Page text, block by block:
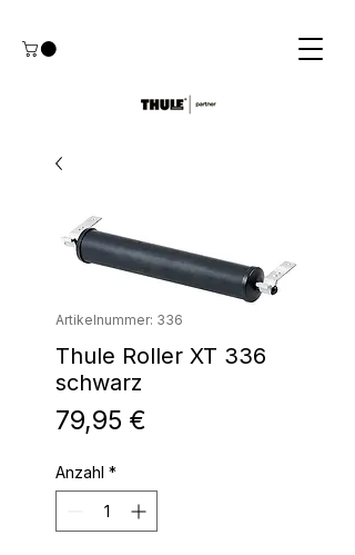
Artikelnummer: 336
Thule Roller XT 336
schwarz
79,95 €
Anzahl *